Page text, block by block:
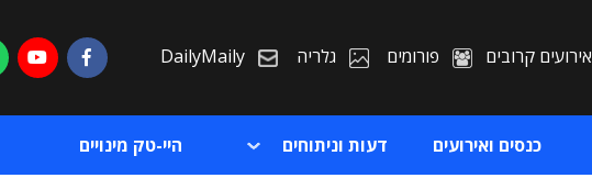
אירועים קרובים פורומים גלריה DailyMaily
כנסים ואירועים דעות וניתוחים היי-טק מינויים